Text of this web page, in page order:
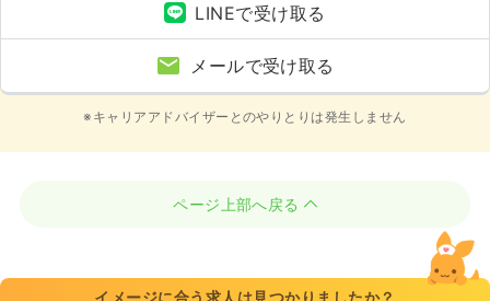
LINEで受け取る
メールで受け取る
※キャリアアドバイザーとのやりとりは発生しません
ページ上部へ戻る
イメージに合う求人は見つかりましたか？